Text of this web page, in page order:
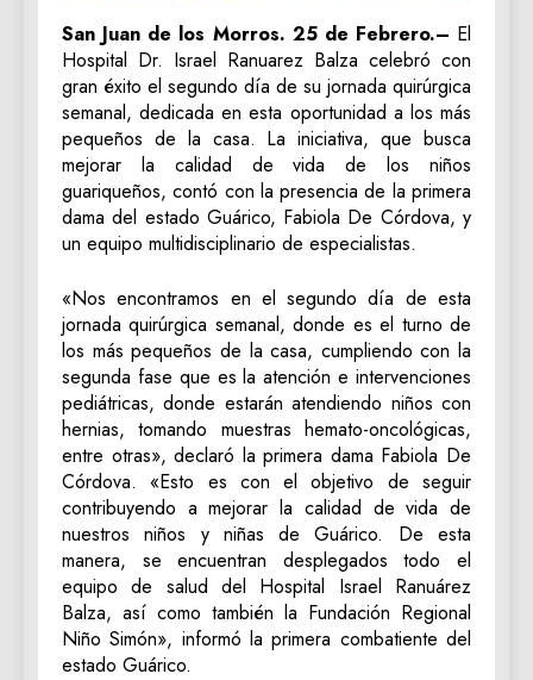
San Juan de los Morros. 25 de Febrero.– El
Hospital Dr. Israel Ranuarez Balza celebró con
gran éxito el segundo día de su jornada quirúrgica
semanal, dedicada en esta oportunidad a los más
pequeños de la casa. La iniciativa, que busca
mejorar la calidad de vida de los niños
guariqueños, contó con la presencia de la primera
dama del estado Guárico, Fabiola De Córdova, y
un equipo multidisciplinario de especialistas.
«Nos encontramos en el segundo día de esta
jornada quirúrgica semanal, donde es el turno de
los más pequeños de la casa, cumpliendo con la
segunda fase que es la atención e intervenciones
pediátricas, donde estarán atendiendo niños con
hernias, tomando muestras hemato-oncológicas,
entre otras», declaró la primera dama Fabiola De
Córdova. «Esto es con el objetivo de seguir
contribuyendo a mejorar la calidad de vida de
nuestros niños y niñas de Guárico. De esta
manera, se encuentran desplegados todo el
equipo de salud del Hospital Israel Ranuárez
Balza, así como también la Fundación Regional
Niño Simón», informó la primera combatiente del
estado Guárico.